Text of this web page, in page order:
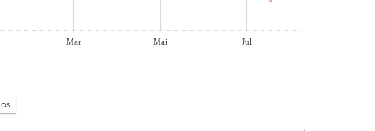
Mar Mai Jul